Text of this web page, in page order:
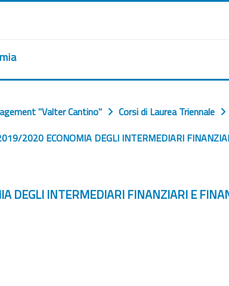
"Valter Cantino" Corsi di Laurea Triennale
2020 ECONOMIA DEGLI INTERMEDIARI
DEGLI INTERMEDIARI FINANZIARI E